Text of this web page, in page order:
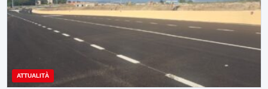
ATTUALITÀ